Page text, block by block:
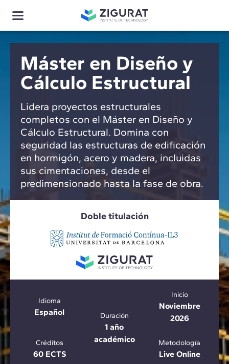
Máster en Diseño y
Cálculo Estructural
Lidera proyectos estructurales
completos con el Máster en Diseño y
Cálculo Estructural. Domina con
seguridad las estructuras de edificación
en hormigón, acero y madera, incluidas
sus cimentaciones, desde el
predimensionado hasta la fase de obra.
Doble titulación
Idioma
Español Duración
1 año
académico
Inicio
Noviembre
2026
Créditos
60 ECTS
Metodología
Live Online